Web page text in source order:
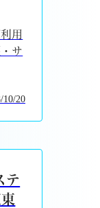
用
サ
10/20
テ